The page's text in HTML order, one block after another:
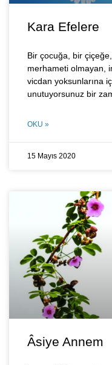
Kara Efelere
Bir çocuğa, bir
merhameti olmayan,
vicdan yoksunlarına
unutuyorsunuz bir
OKU »
15 Mayıs 2020
Âsiye Annem